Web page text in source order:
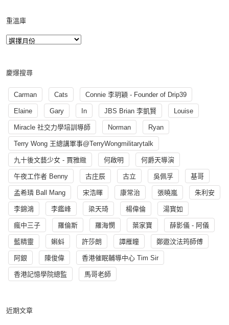
重溫庫
慶爆搜尋
Carman Cats Connie 李玥穎 - Founder of Drip39
Elaine Gary In JBS Brian 李凱賢 Louise
Miracle 社交力學培訓導師 Norman Ryan
Terry Wong 王總講軍事@TerryWongmilitarytalk
九十後文藝少女 - 賈雅緻 何啟明 何爵天導演
午夜工作者 Benny 古庄辰 古立 吳佩孚 基哥
孟希璘 Ball Mang 宋浩暉 康常治 張曉嵐 朱利安
李錦鴻 李鑑峰 梁天琦 楊偉倫 湯寳如
瘋中三子 羅倫斯 羅海憫 葉家寶 薛影儀 - 阿儀
藍精靈 蝌蚪 許莎朗 譚雁瞳 鄭遨汶法筠師傅
阿銀 陳俊偉 香港催眠輔導中心 Tim Sir
香港記憶學院總監 馬哥老師
近期文章